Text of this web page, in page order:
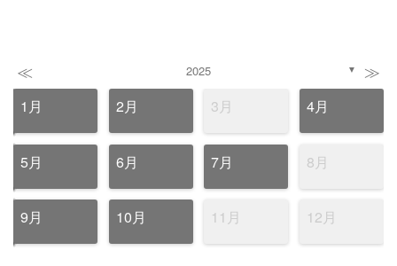
≪ 2025 ▼ ≫
1月 2月 3月 4月
5月 6月 7月 8月
9月 10月 11月 12月